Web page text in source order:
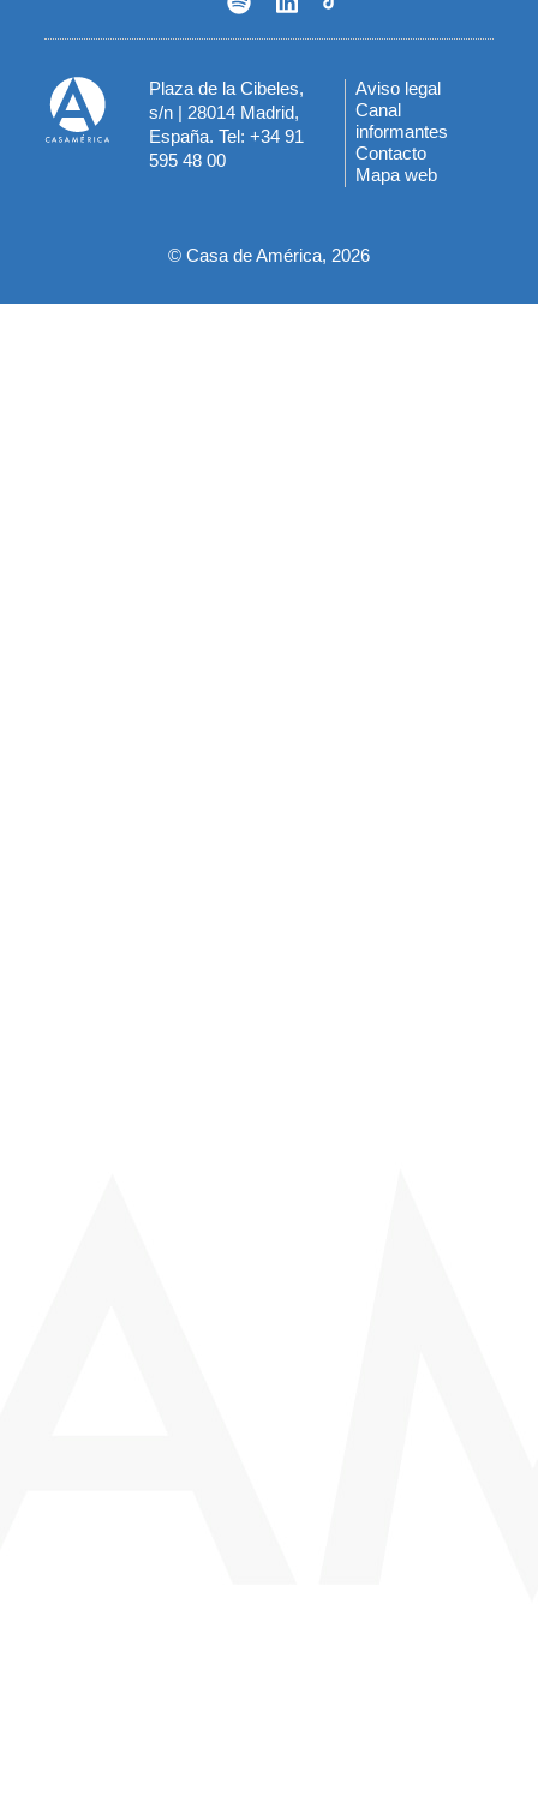
Plaza de la Cibeles,
s/n | 28014 Madrid,
España. Tel: +34 91
595 48 00
Menú
del
pie
Aviso legal
Canal
informantes
Contacto
Mapa web
© Casa de América, 2026